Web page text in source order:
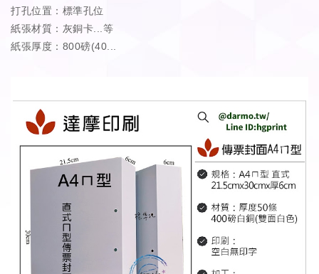
打孔位置：標準孔位
紙張材質：灰銅卡...等
紙張厚度：800磅(40...